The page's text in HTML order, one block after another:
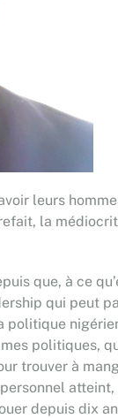
leurs
la
que, à ce
qui peut
politiques,
trouver à
depuis dix